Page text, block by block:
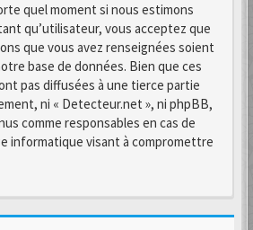
quel moment si nous estimons
qu’utilisateur, vous acceptez que
que vous avez renseignées soient
base de données. Bien que ces
pas diffusées à une tierce partie
ni « Detecteur.net », ni phpBB,
comme responsables en cas de
informatique visant à compromettre